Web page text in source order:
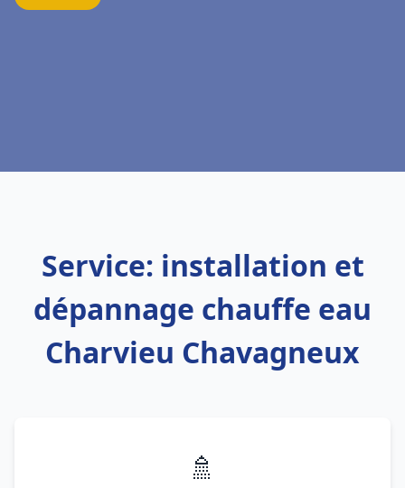
Service: installation et
dépannage chauffe eau
Charvieu Chavagneux
🚿